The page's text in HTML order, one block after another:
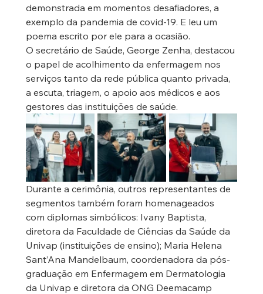
demonstrada em momentos desafiadores, a
exemplo da pandemia de covid-19. E leu um
poema escrito por ele para a ocasião.
O secretário de Saúde, George Zenha, destacou
o papel de acolhimento da enfermagem nos
serviços tanto da rede pública quanto privada,
a escuta, triagem, o apoio aos médicos e aos
gestores das instituições de saúde.
Durante a cerimônia, outros representantes de
segmentos também foram homenageados
com diplomas simbólicos: Ivany Baptista,
diretora da Faculdade de Ciências da Saúde da
Univap (instituições de ensino); Maria Helena
Sant’Ana Mandelbaum, coordenadora da pós-
graduação em Enfermagem em Dermatologia
da Univap e diretora da ONG Deemacamp